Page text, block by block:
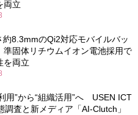
両立
約8.3mmのQi2対応モバイルバッ
固体リチウムイオン電池採用で
を両立
用”から“組織活用”へ USEN ICT
調査と新メディア「AI-Clutch」